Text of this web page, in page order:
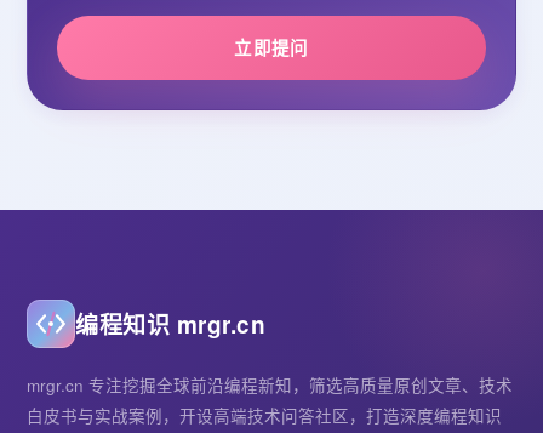
立即提问
编程知识 mrgr.cn
mrgr.cn 专注挖掘全球前沿编程新知，筛选高质量原创文章、技术
白皮书与实战案例，开设高端技术问答社区，打造深度编程知识